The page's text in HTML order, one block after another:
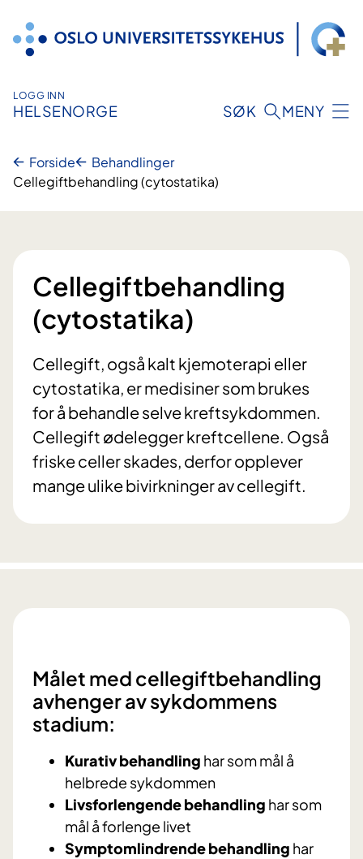
innhold
LOGG INN
HELSENORGE SØK MENY
Forside
Behandlinger
Cellegiftbehandling (cytostatika)
Cellegiftbehandling
(cytostatika)
Cellegift, også kalt kjemoterapi eller
cytostatika, er medisiner som brukes
for å behandle selve kreftsykdommen.
Cellegift ødelegger kreftcellene. Også
friske celler skades, derfor opplever
mange ulike bivirkninger av cellegift.
Målet med cellegiftbehandling
avhenger av sykdommens
stadium:
Kurativ behandling har som mål å
helbrede sykdommen
Livsforlengende behandling har som
mål å forlenge livet
Symptomlindrende behandling har